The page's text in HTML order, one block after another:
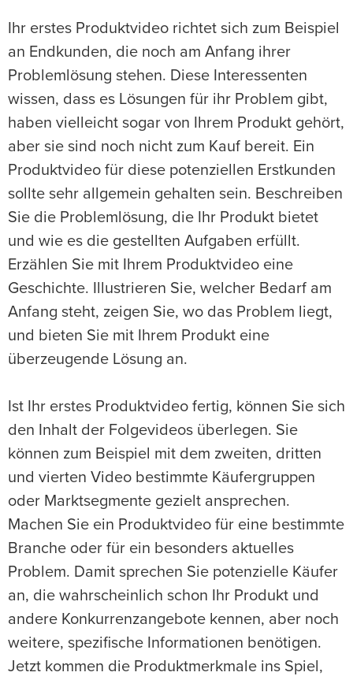
Ihr erstes Produktvideo richtet sich zum Beispiel
an Endkunden, die noch am Anfang ihrer
Problemlösung stehen. Diese Interessenten
wissen, dass es Lösungen für ihr Problem gibt,
haben vielleicht sogar von Ihrem Produkt gehört,
aber sie sind noch nicht zum Kauf bereit. Ein
Produktvideo für diese potenziellen Erstkunden
sollte sehr allgemein gehalten sein. Beschreiben
Sie die Problemlösung, die Ihr Produkt bietet
und wie es die gestellten Aufgaben erfüllt.
Erzählen Sie mit Ihrem Produktvideo eine
Geschichte. Illustrieren Sie, welcher Bedarf am
Anfang steht, zeigen Sie, wo das Problem liegt,
und bieten Sie mit Ihrem Produkt eine
überzeugende Lösung an.
Ist Ihr erstes Produktvideo fertig, können Sie sich
den Inhalt der Folgevideos überlegen. Sie
können zum Beispiel mit dem zweiten, dritten
und vierten Video bestimmte Käufergruppen
oder Marktsegmente gezielt ansprechen.
Machen Sie ein Produktvideo für eine bestimmte
Branche oder für ein besonders aktuelles
Problem. Damit sprechen Sie potenzielle Käufer
an, die wahrscheinlich schon Ihr Produkt und
andere Konkurrenzangebote kennen, aber noch
weitere, spezifische Informationen benötigen.
Jetzt kommen die Produktmerkmale ins Spiel,